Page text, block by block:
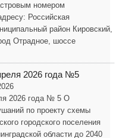
номером
Российская
район Кировский,
Отрадное, шоссе
2026 года №5
2026 года № 5 О
по проекту схемы
городского поселения
области до 2040